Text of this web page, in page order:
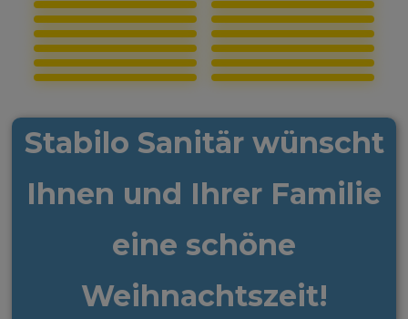
Stabilo Sanitär wünscht
Ihnen und Ihrer Familie
eine schöne
Weihnachtszeit!